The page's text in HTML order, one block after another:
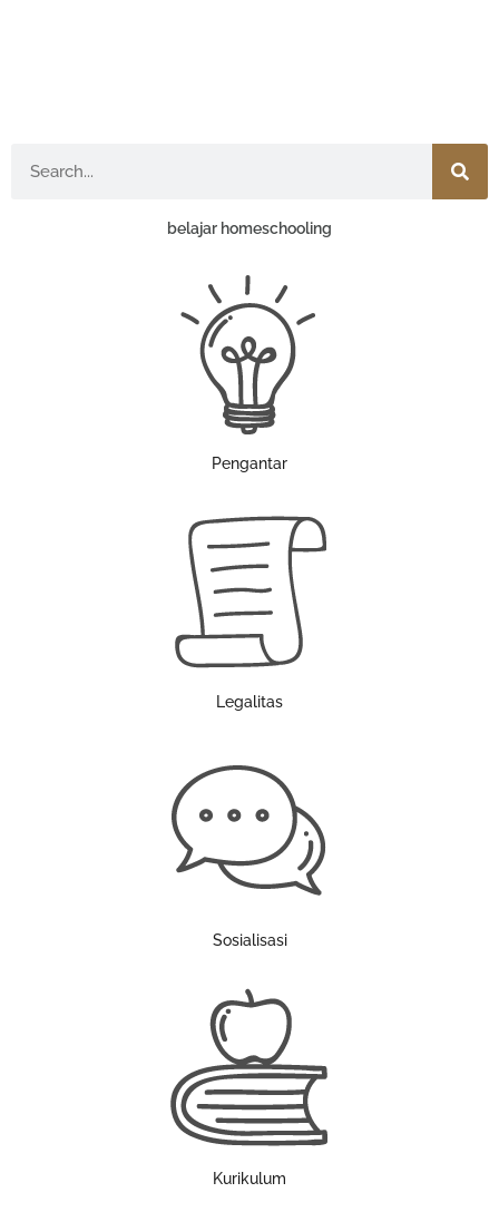
belajar homeschooling
Pengantar
Legalitas
Sosialisasi
Kurikulum